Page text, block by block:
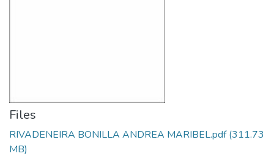
Files
RIVADENEIRA BONILLA ANDREA MARIBEL.pdf(311.73
MB)